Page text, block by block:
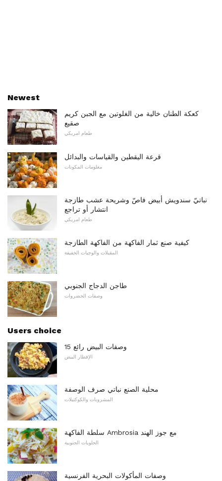
Newest
كعكة الطنان خالية من الغلوتين مع الجبن كريم
صقيع
طعام امريكي
قرعة اليقطين والقياسات والبدائل
معلومات المكونات
نباتيّ سندويش أبيض فاصّ وشريحة عشب طازجة
انتشار أو تراجع
طعام امريكي
كيفية صنع ثمار الفاكهة من الفاكهة الطازجة
المقبلات والوجبات الخفيفة
طاجن الدجاج الجنوبي
وصفات الخضروات
Users choice
15 وصفات البيض رائع
الإفطار البيض
محلية الصنع نباتي صرف الوصفة
المشروبات والكوكتيلات
سلطة الفاكهة Ambrosia مع جوز الهند
الحلويات الجنوبية
وصفات المأكولات البحرية الفرنسية